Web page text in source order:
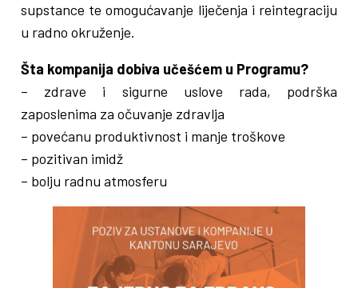
supstance te omogućavanje liječenja i reintegraciju
u radno okruženje.
Šta kompanija dobiva učešćem u Programu?
– zdrave i sigurne uslove rada, podrška
zaposlenima za očuvanje zdravlja
– povećanu produktivnost i manje troškove
– pozitivan imidž
– bolju radnu atmosferu